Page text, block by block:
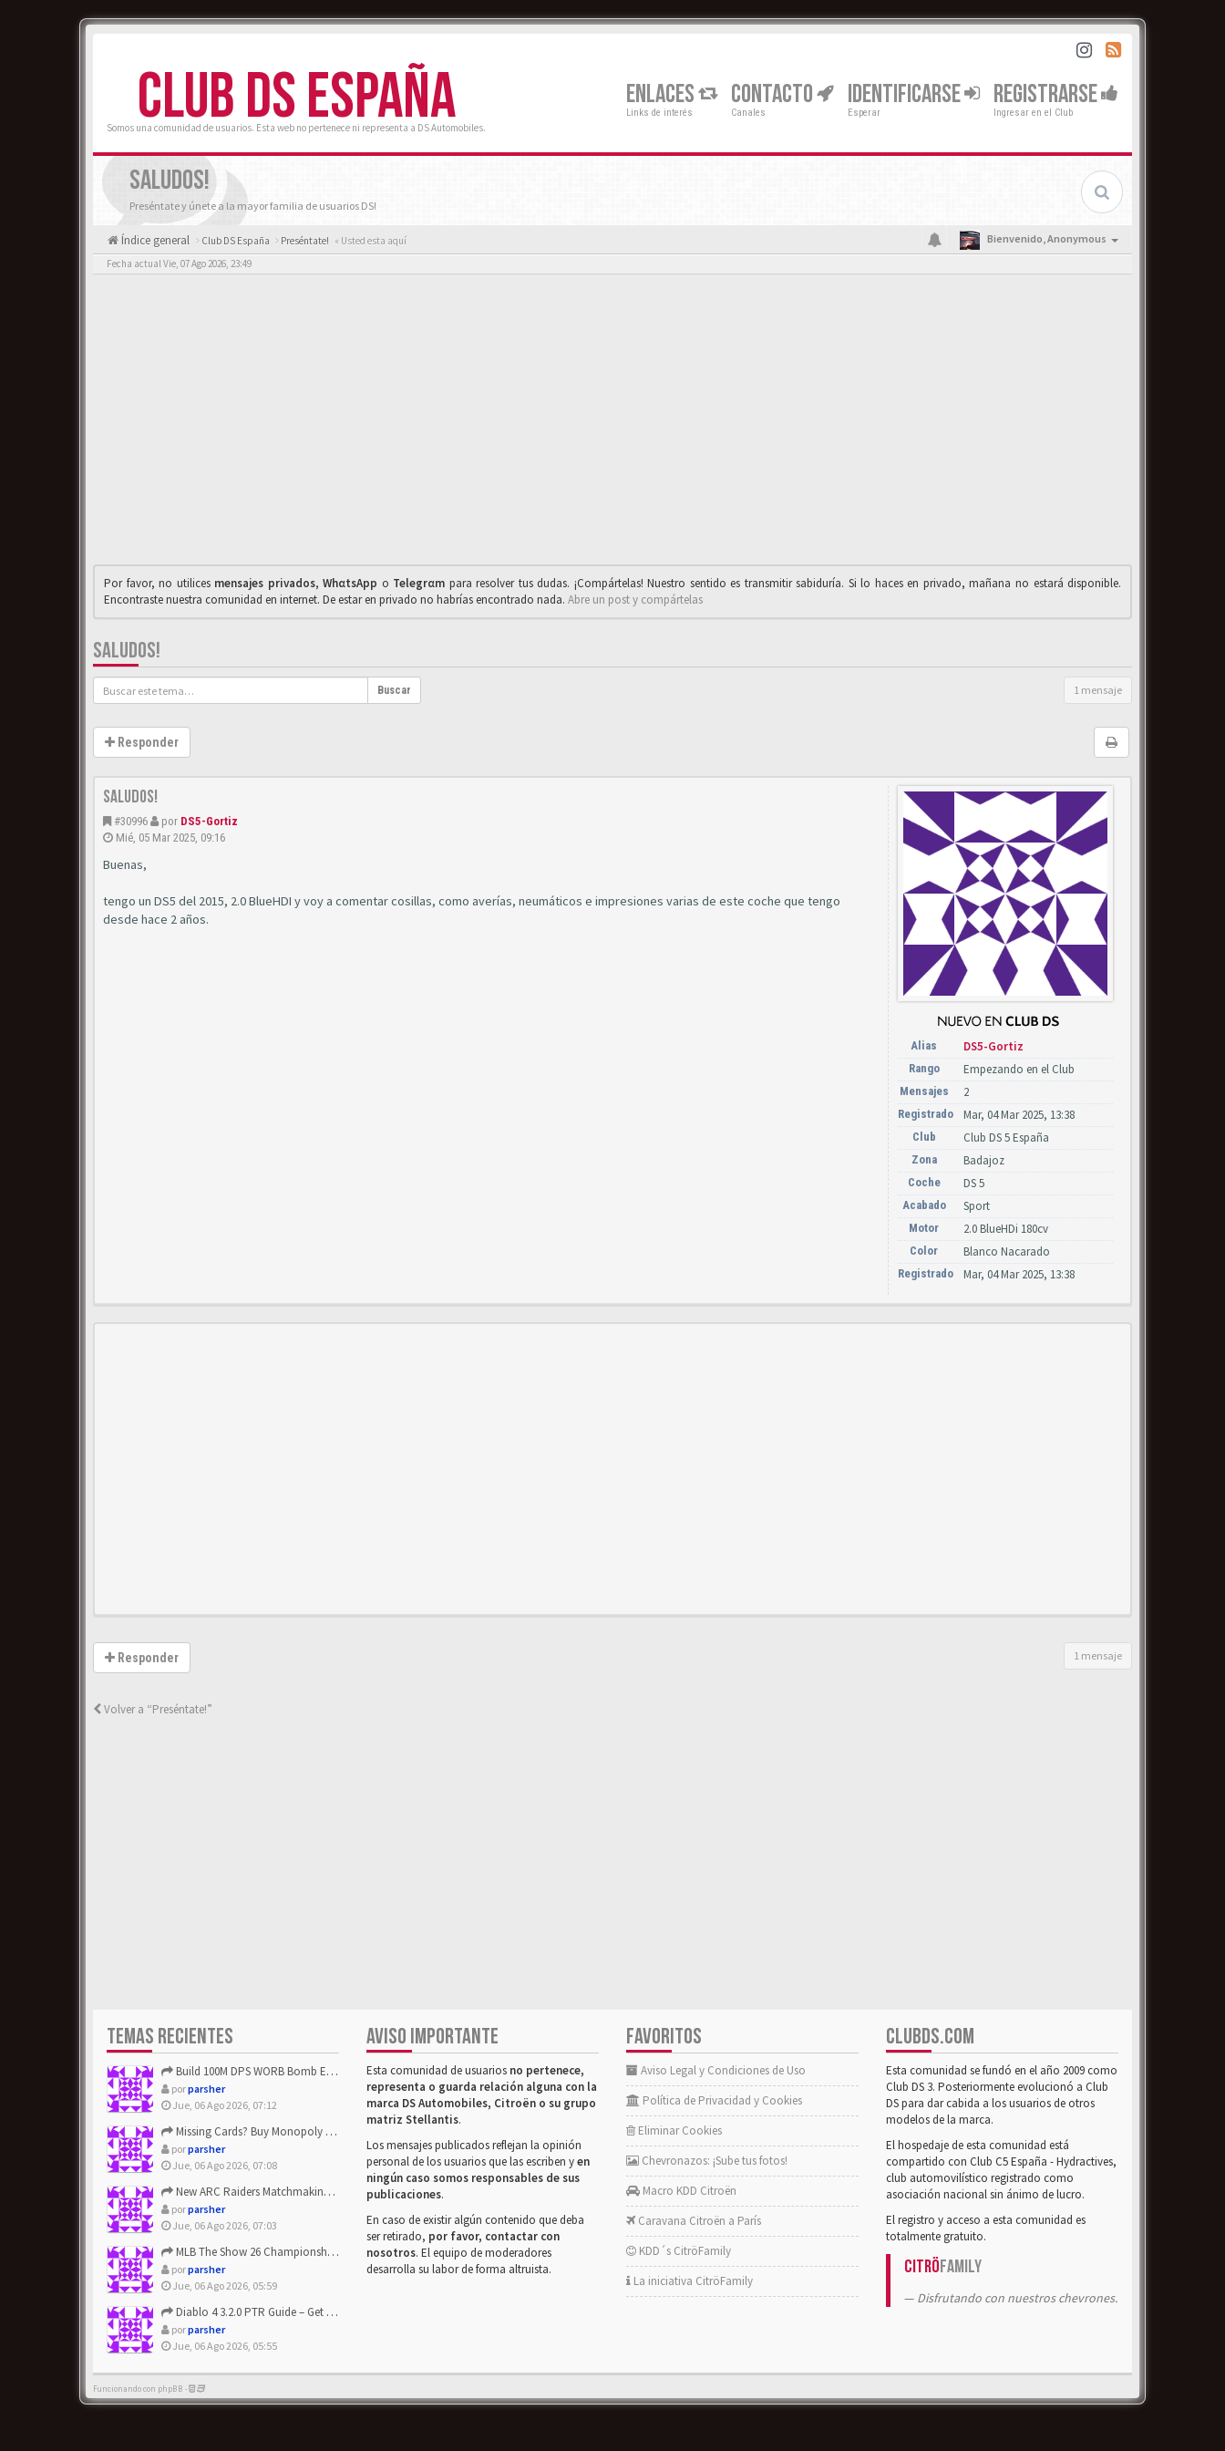
CLUB DS ESPAÑA
Somos una comunidad de usuarios. Esta web no pertenece ni representa a DS Automobiles.
ENLACES
Links de interés
CONTACTO
Canales
IDENTIFICARSE
Esperar
REGISTRARSE
Ingresar en el Club
SALUDOS!
Preséntate y únete a la mayor familia de usuarios DS!
Índice general Club DS España Preséntate! « Usted esta aquí Bienvenido,Anonymous
Fecha actual Vie, 07 Ago 2026, 23:49
Por favor, no utilices mensajes privados,WhαtsApp o Telegrαm para resolver tus dudas. ¡Compártelas! Nuestro sentido es transmitir sabiduría. Si lo haces en privado, mañana no estará disponible.
Encontraste nuestra comunidad en internet. De estar en privado no habrías encontrado nada. Abre un post y compártelas
SALUDOS!
Buscar 1 mensaje
Responder
Saludos!
#30996 por DS5-Gortiz
Mié, 05 Mar 2025, 09:16
Buenas,
tengo un DS5 del 2015, 2.0 BlueHDI y voy a comentar cosillas, como averías, neumáticos e impresiones varias de este coche que tengo
desde hace 2 años.
Alias DS5-Gortiz
Rango Empezando en el Club
Mensajes 2
Registrado Mar, 04 Mar 2025, 13:38
Club Club DS 5 España
Zona Badajoz
Coche DS 5
Acabado Sport
Motor 2.0 BlueHDi 180cv
Color Blanco Nacarado
Registrado Mar, 04 Mar 2025, 13:38
Responder 1 mensaje
Volver a “Preséntate!”
TEMAS RECIENTES
Build 100M DPS WORB Bomb Elementalist Fast - Grab POE Curren...
porparsher
Jue, 06 Ago 2026, 07:12
Missing Cards? Buy Monopoly Go Happy Harvest with Looney Tun...
porparsher
Jue, 06 Ago 2026, 07:08
New ARC Raiders Matchmaking Update: Stop Failed - Grab Bluep...
porparsher
Jue, 06 Ago 2026, 07:03
MLB The Show 26 Championship Series Update! Get Cheap & ...
porparsher
Jue, 06 Ago 2026, 05:59
Diablo 4 3.2.0 PTR Guide – Get 8% Off Items Quickly to Test ...
porparsher
Jue, 06 Ago 2026, 05:55
AVISO IMPORTANTE
Esta comunidad de usuarios no pertenece,
representa o guarda relación alguna con la
marca DS Automobiles, Citroën o su grupo
matriz Stellantis.
Los mensajes publicados reflejan la opinión
personal de los usuarios que las escriben yen
ningún caso somos responsables de sus
publicaciones.
En caso de existir algún contenido que deba
ser retirado, por favor, contactar con
nosotros. El equipo de moderadores
desarrolla su labor de forma altruista.
FAVORITOS
Aviso Legal y Condiciones de Uso
Política de Privacidad y Cookies
Eliminar Cookies
Chevronazos: ¡Sube tus fotos!
Macro KDD Citroën
Caravana Citroën a París
KDD´s CitröFamily
La iniciativa CitröFamily
CLUBDS.COM
Esta comunidad se fundó en el año 2009 como
Club DS 3. Posteriormente evolucionó a Club
DS para dar cabida a los usuarios de otros
modelos de la marca.
El hospedaje de esta comunidad está
compartido con Club C5 España - Hydractives,
club automovilístico registrado como
asociación nacional sin ánimo de lucro.
El registro y acceso a esta comunidad es
totalmente gratuito.
CitröFamily
Disfrutando con nuestros chevrones.
Funcionando con phpBB -